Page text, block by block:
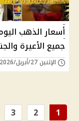
أسعار الذهب
جميع الأعيرة
الإثنين 27/أبريل/2026 - 10:10 ص
1
2
3